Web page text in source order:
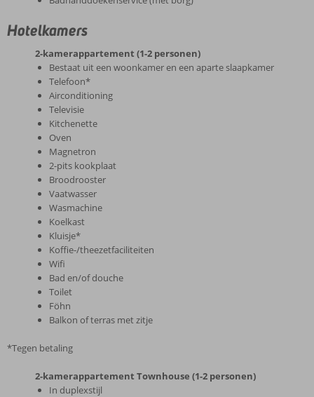
Hotelkamers
2-kamerappartement (1-2 personen)
Bestaat uit een woonkamer en een aparte slaapkamer
Telefoon*
Airconditioning
Televisie
Kitchenette
Oven
Magnetron
2-pits kookplaat
Broodrooster
Vaatwasser
Wasmachine
Koelkast
Kluisje*
Koffie-/theezetfaciliteiten
Wifi
Bad en/of douche
Toilet
Föhn
Balkon of terras met zitje
*Tegen betaling
2-kamerappartement Townhouse (1-2 personen)
In duplexstijl